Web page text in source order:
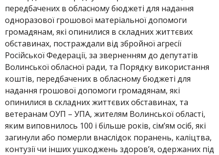
передбачених в обласному бюджеті для надання
одноразової грошової матеріальної допомоги
громадянам, які опинилися в складних життєвих
обставинах, постраждали від збройної агресії
Російської Федерації, за зверненням до депутатів
Волинської обласної ради, та Порядку використання
коштів, передбачених в обласному бюджеті для
надання грошової допомоги громадянам, які
опинилися в складних життєвих обставинах, та
ветеранам ОУП – УПА, жителям Волинської області,
яким виповнилось 100 і більше років, сім’ям осіб, які
загинули або померли внаслідок поранень, каліцтва,
контузії чи інших ушкоджень здоров’я, одержаних під